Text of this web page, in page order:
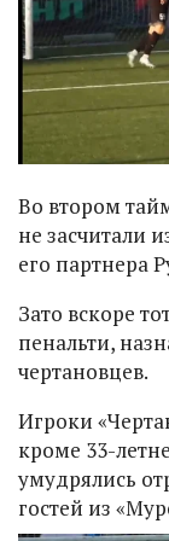
Во втором
не засчитали
его партнера
Зато вскоре
пенальти,
чертановцев.
Игроки
кроме 33-
умудрялись
гостей из